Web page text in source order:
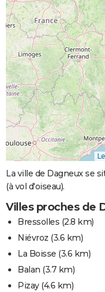
La ville de Dagneux se
(à vol d'oiseau).
Villes proches de
Bressolles (2.8 km)
Niévroz (3.6 km)
La Boisse (3.6 km)
Balan (3.7 km)
Pizay(4.6 km)